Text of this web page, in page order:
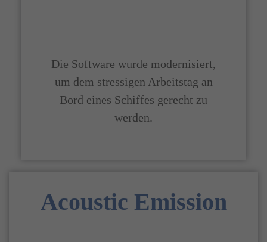
Die Software wurde modernisiert,
um dem stressigen Arbeitstag an
Bord eines Schiffes gerecht zu
werden.
Acoustic Emission